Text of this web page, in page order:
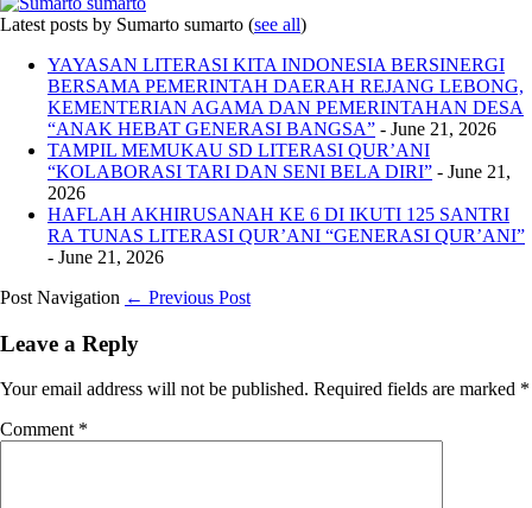
Latest posts by Sumarto sumarto (see all)
YAYASAN LITERASI KITA INDONESIA BERSINERGI
BERSAMA PEMERINTAH DAERAH REJANG LEBONG,
KEMENTERIAN AGAMA DAN PEMERINTAHAN DESA
“ANAK HEBAT GENERASI BANGSA” - June 21, 2026
TAMPIL MEMUKAU SD LITERASI QUR’ANI
“KOLABORASI TARI DAN SENI BELA DIRI” - June 21,
2026
HAFLAH AKHIRUSANAH KE 6 DI IKUTI 125 SANTRI
RA TUNAS LITERASI QUR’ANI “GENERASI QUR’ANI”
- June 21, 2026
Post Navigation ← Previous Post
Leave a Reply
Your email address will not be published. Required fields are marked *
Comment *